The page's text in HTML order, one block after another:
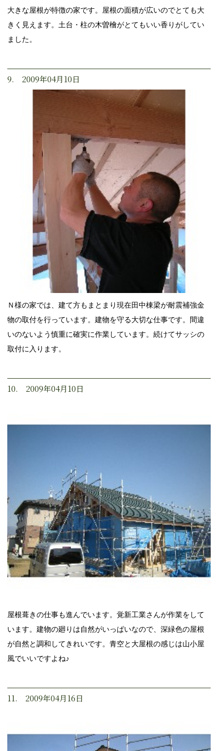
大きな屋根が特徴の家です。屋根の面積が広いのでとても大
きく見えます。土台・柱の木曽檜がとてもいい香りがしてい
ました。
9. 2009年04月10日
Ｎ様の家では、建て方もまとまり現在田中棟梁が耐震補強金
物の取付を行っています。建物を守る大切な仕事です。間違
いのないよう慎重に確実に作業しています。続けてサッシの
取付に入ります。
10. 2009年04月10日
屋根葺きの仕事も進んでいます。覚新工業さんが作業をして
います。建物の廻りは自然がいっぱいなので、深緑色の屋根
が自然と調和してきれいです。青空と大屋根の感じは山小屋
風でいいですよね♪
11. 2009年04月16日